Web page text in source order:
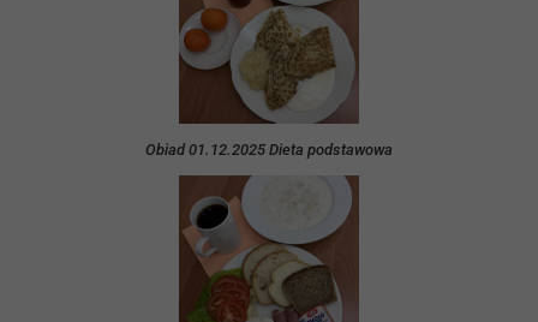
Obiad 01.12.2025 Dieta podstawowa